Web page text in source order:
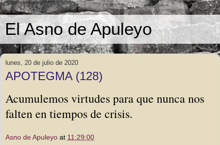
El Asno de Apuleyo
lunes, 20 de julio de 2020
APOTEGMA (128)
Acumulemos virtudes para que nunca nos
falten en tiempos de crisis.
Asno de Apuleyo at 11:29:00